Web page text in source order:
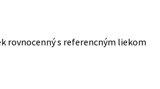
rovnocenný s referencným liekom